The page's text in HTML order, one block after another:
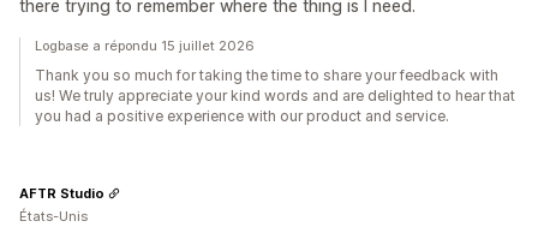
there trying to remember where the thing is I need.
Logbase a répondu 15 juillet 2026
Thank you so much for taking the time to share your feedback with
us! We truly appreciate your kind words and are delighted to hear that
you had a positive experience with our product and service.
AFTR Studio
États-Unis